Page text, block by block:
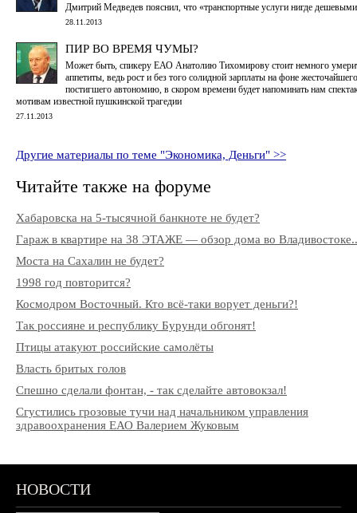
Дмитрий Медведев пояснил, что «транспортные услуги нигде
28.11.2013
ПИР ВО ВРЕМЯ ЧУМЫ?
Может быть, спикеру ЕАО Анатолию Тихомирову стоит немного
аппетиты, ведь рост и без того солидной зарплаты на фоне
постигшего автономию, в скором времени будет напоминать нам
мотивам известной пушкинской трагедии
27.11.2013
Другие материалы по теме "Экономика, Деньги" >>
Читайте также на форуме
Хабаровска на 5-тысячной банкноте не будет?
Гараж в квартире на 38 ЭТАЖЕ — обзор дома во
Моста на Сахалин не будет?
1998 год повторится?
Космодром Восточный. Кто всё-таки ворует деньги?!
Так россияне и республику Бурунди обгонят!
Птицы атакуют российские самолёты
Власть бритых голов
Спешно сделали фонтан, - так сделайте автовокзал!
Сгустились грозовые тучи над начальником управления
здравоохранения ЕАО Валерием Жуковым
НОВОСТИ